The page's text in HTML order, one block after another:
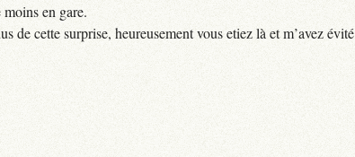
en gare.
de cette surprise, heureusement vous etiez là et m’avez évité